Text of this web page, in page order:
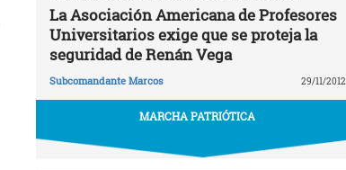
La Asociación Americana de Profesores
Universitarios exige que se proteja la
seguridad de Renán Vega
Subcomandante Marcos 29/11/2012
MARCHA PATRIÓTICA